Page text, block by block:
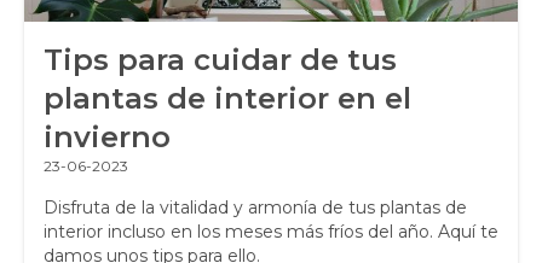
Tips para cuidar de tus
plantas de interior en el
invierno
23-06-2023
Disfruta de la vitalidad y armonía de tus plantas de
interior incluso en los meses más fríos del año. Aquí te
damos unos tips para ello.